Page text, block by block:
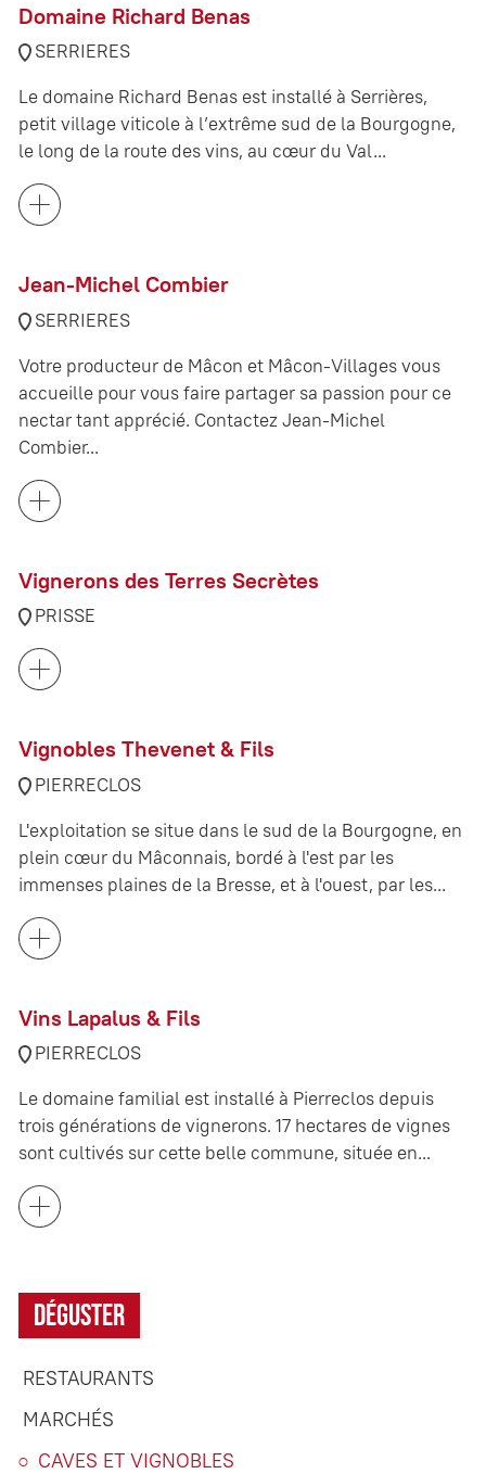
Déguster
RESTAURANTS
MARCHÉS
CAVES ET VIGNOBLES
Domaine Richard Benas
SERRIERES
Le domaine Richard Benas est installé à Serrières,
petit village viticole à l’extrême sud de la Bourgogne,
le long de la route des vins, au cœur du Val...
Jean-Michel Combier
SERRIERES
Votre producteur de Mâcon et Mâcon-Villages vous
accueille pour vous faire partager sa passion pour ce
nectar tant apprécié. Contactez Jean-Michel
Combier...
Vignerons des Terres Secrètes
PRISSE
Vignobles Thevenet & Fils
PIERRECLOS
L'exploitation se situe dans le sud de la Bourgogne, en
plein cœur du Mâconnais, bordé à l'est par les
immenses plaines de la Bresse, et à l'ouest, par les...
Vins Lapalus & Fils
PIERRECLOS
Le domaine familial est installé à Pierreclos depuis
trois générations de vignerons. 17 hectares de vignes
sont cultivés sur cette belle commune, située en...